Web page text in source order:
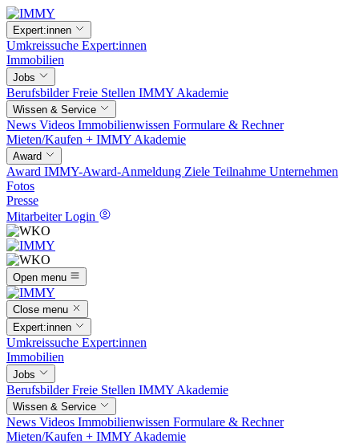
Expert:innen
Umkreissuche Expert:innen
Immobilien
Jobs
BerufsbilderFreie Stellen IMMY Akademie
Wissen & Service
News Videos Immobilienwissen Formulare & Rechner
Mieten/Kaufen + IMMY Akademie
Award
Award IMMY-Award-Anmeldung Ziele Teilnahme Unternehmen
Fotos
Presse
Mitarbeiter Login
Open menu
Close menu
Expert:innen
Umkreissuche Expert:innen
Immobilien
Jobs
BerufsbilderFreie Stellen IMMY Akademie
Wissen & Service
News Videos Immobilienwissen Formulare & Rechner
Mieten/Kaufen + IMMY Akademie